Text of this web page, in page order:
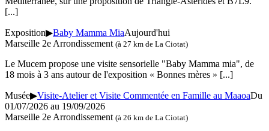
[...]
Exposition▶Baby Mamma MiaAujourd'hui
Marseille 2e Arrondissement (à 27 km de La Ciotat)
Le Mucem propose une visite sensorielle "Baby Mamma mia", de
18 mois à 3 ans autour de l'exposition « Bonnes mères » [...]
Musée▶Visite-Atelier et Visite Commentée en Famille au MaaoaDu
01/07/2026 au 19/09/2026
Marseille 2e Arrondissement (à 26 km de La Ciotat)